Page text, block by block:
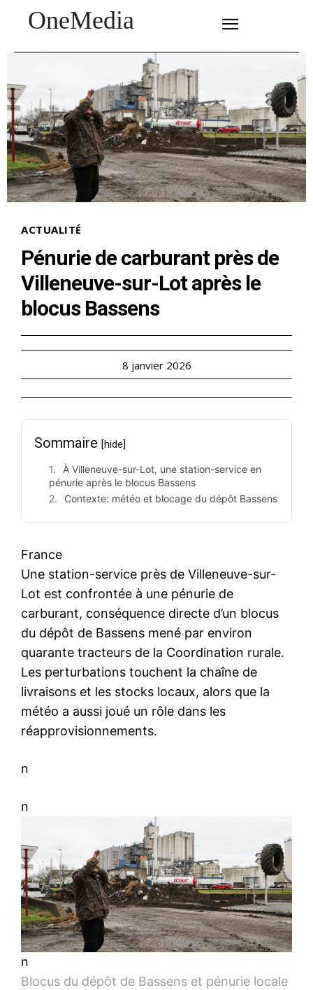
OneMedia
ACTUALITÉ
Pénurie de carburant près de
Villeneuve-sur-Lot après le
blocus Bassens
8 janvier 2026
Sommaire [hide]
À Villeneuve-sur-Lot, une station-service en
pénurie après le blocus Bassens
Contexte: météo et blocage du dépôt Bassens
France
Une station-service près de Villeneuve-sur-
Lot est confrontée à une pénurie de
carburant, conséquence directe d’un blocus
du dépôt de Bassens mené par environ
quarante tracteurs de la Coordination rurale.
Les perturbations touchent la chaîne de
livraisons et les stocks locaux, alors que la
météo a aussi joué un rôle dans les
réapprovisionnements.
n
n
n
Blocus du dépôt de Bassens et pénurie locale